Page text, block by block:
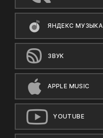
ЯНДЕКС МУЗЫКА
ЗВУК
APPLE MUSIC
YOUTUBE